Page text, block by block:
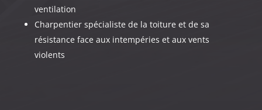
ventilation
Charpentier spécialiste de la toiture et de sa
résistance face aux intempéries et aux vents
violents